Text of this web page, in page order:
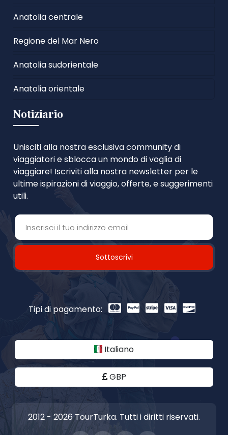
Anatolia centrale
Regione del Mar Nero
Anatolia sudorientale
Anatolia orientale
Notiziario
Unisciti alla nostra esclusiva community di
viaggiatori e sblocca un mondo di voglia di
viaggiare! Iscriviti alla nostra newsletter per le
ultime ispirazioni di viaggio, offerte, e suggerimenti
utili.
Sottoscrivi
Tipi di pagamento:
Italiano
GBP
2012 - 2026 TourTurka. Tutti i diritti riservati.